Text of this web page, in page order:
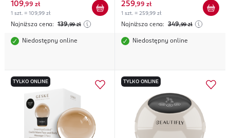
109,99 zł
1 szt. = 109,99 zł
Najniższa cena: 139,99 zł
Niedostępny online
259,99 zł
1 szt. = 259,99 zł
Najniższa cena: 349,99 zł
Niedostępny online
TYLKO ONLINE TYLKO ONLINE